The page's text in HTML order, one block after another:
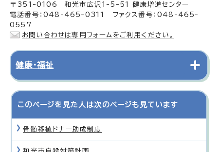
〒351-0106 和光市広沢1-5-51 健康増進センター
電話番号：048-465-0311 ファクス番号：048-465-
0557
お問い合わせは専用フォームをご利用ください。
健康・福祉
このページを見た人は次のページも見ています
骨髄移植ドナー助成制度